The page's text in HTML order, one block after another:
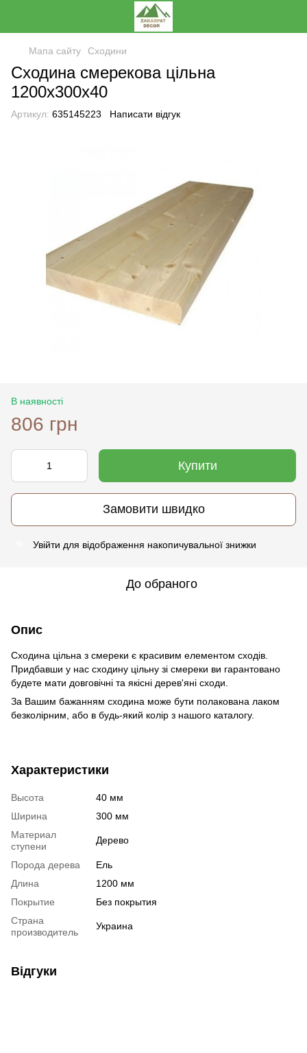
Мапа сайту Сходини
Сходина смерекова цільна
1200х300х40
Артикул: 635145223 Написати відгук
В наявності
806 грн
Купити
Замовити швидко
Увійти для відображення накопичувальної знижки
До обраного
Опис
Сходина цільна з смереки є красивим елементом сходів.
Придбавши у нас сходину цільну зі смереки ви гарантовано
будете мати довговічні та якісні дерев'яні сходи.
За Вашим бажанням сходина може бути полакована лаком
безколірним, або в будь-який колір з нашого каталогу.
Характеристики
Высота
40 мм
Ширина
300 мм
Материал
ступени
Дерево
Порода дерева
Ель
Длина
1200 мм
Покрытие
Без покрытия
Страна
производитель
Украина
Відгуки